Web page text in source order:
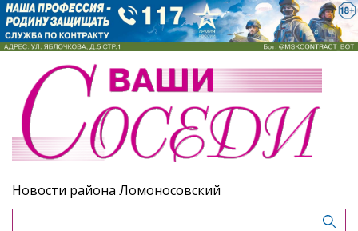
Новости района Ломоносовский